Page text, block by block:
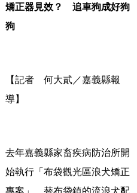
矯正器見效？ 追車狗成好狗
狗
【記者 何大貳／嘉義縣報
導】
去年嘉義縣家畜疾病防治所開
始執行「布袋觀光區浪犬矯正
專案」， 替布袋鎮的流浪犬配